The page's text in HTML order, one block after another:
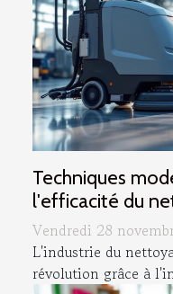
Techniques
l'efficacité du
Vendredi 28
L'industrie du
révolution grâce à